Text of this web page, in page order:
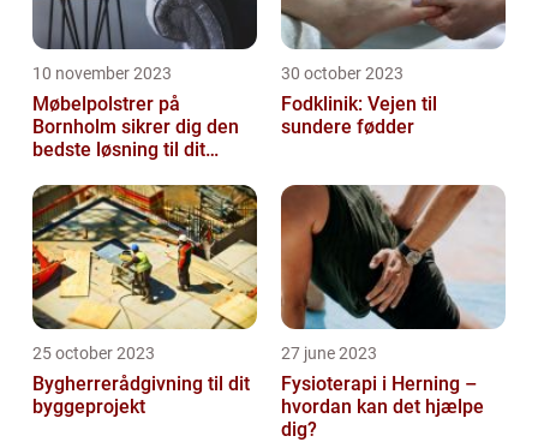
10 november 2023
Møbelpolstrer på
Bornholm sikrer dig den
bedste løsning til dit
30 october 2023
Fodklinik: Vejen til
sundere fødder
25 october 2023
Bygherrerådgivning til dit
byggeprojekt
27 june 2023
Fysioterapi i Herning –
hvordan kan det hjælpe
dig?